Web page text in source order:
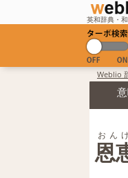
英和辞典・
Weblio
恩
おん